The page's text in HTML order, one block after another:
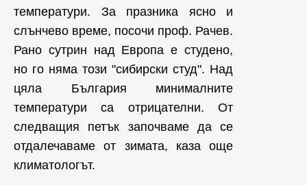
температури. За празника ясно и
слънчево време, посочи проф. Рачев.
Рано сутрин над Европа е студено,
но го няма този "сибирски студ". Над
цяла България минималните
температури са отрицателни. От
следващия петък започваме да се
отдалечаваме от зимата, каза още
климатологът.